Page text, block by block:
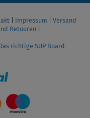
Impressum
Versand
Retouren
Das richtige SUP Board